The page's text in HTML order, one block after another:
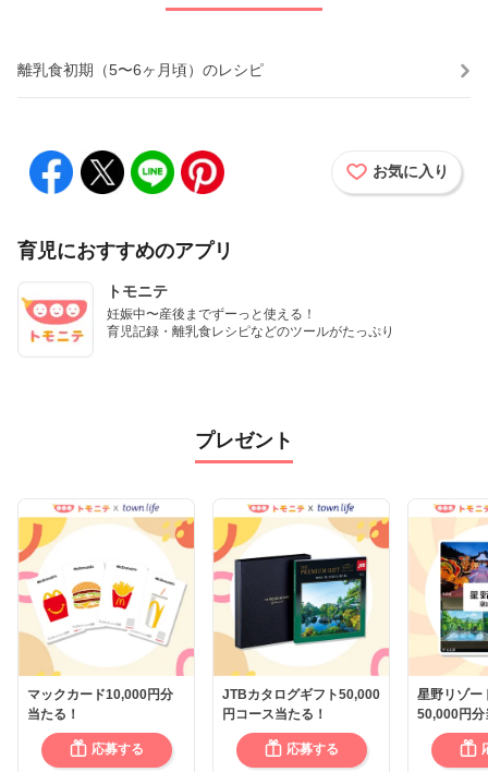
離乳食初期（5〜6ヶ月頃）のレシピ
お気に入り
育児におすすめのアプリ
トモニテ
妊娠中〜産後までずーっと使える！
育児記録・離乳食レシピなどのツールがたっぷり
プレゼント
マックカード10,000円分
当たる！
応募する
JTBカタログギフト50,000
円コース当たる！
応募する
星野リゾー
50,000円分